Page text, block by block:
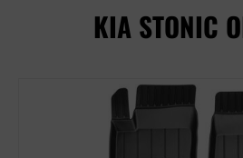
KIA STONIC